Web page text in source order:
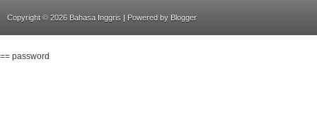
Copyright © 2026 Bahasa Inggris | Powered by Blogger
== password